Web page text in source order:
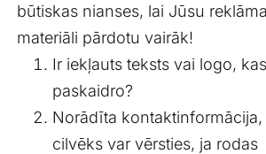
būtiskas nianses, lai Jūsu
materiāli pārdotu vairāk!
Ir iekļauts teksts vai logo, kas
paskaidro?
Norādīta kontaktinformācija,
cilvēks var vērsties, ja rodas